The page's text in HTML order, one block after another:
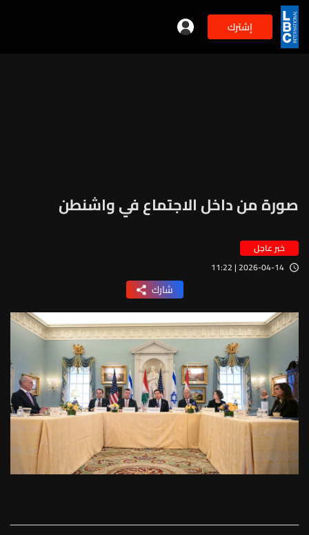
إشترك
صورة من داخل الاجتماع في واشنطن
خبر عاجل
2026-04-14 | 11:22
شارك